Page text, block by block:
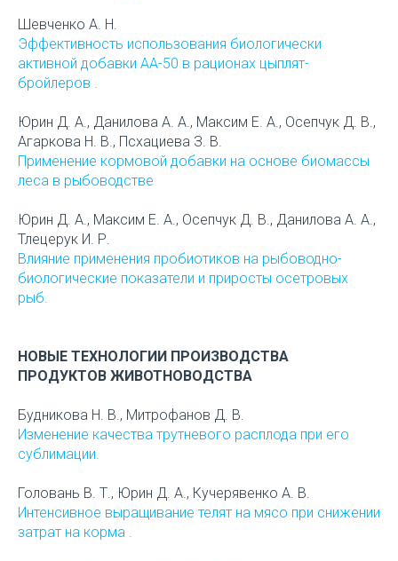
Шевченко А. Н.
Эффективность использования биологически
активной добавки АА-50 в рационах цыплят-
бройлеров .
Юрин Д. А., Данилова А. А., Максим Е. А., Осепчук Д. В.,
Агаркова Н. В., Псхациева З. В.
Применение кормовой добавки на основе биомассы
леса в рыбоводстве
Юрин Д. А., Максим Е. А., Осепчук Д. В., Данилова А. А.,
Тлецерук И. Р.
Влияние применения пробиотиков на рыбоводно-
биологические показатели и приросты осетровых
рыб.
НОВЫЕ ТЕХНОЛОГИИ ПРОИЗВОДСТВА
ПРОДУКТОВ ЖИВОТНОВОДСТВА
Будникова Н. В., Митрофанов Д. В.
Изменение качества трутневого расплода при его
сублимации.
Головань В. Т., Юрин Д. А., Кучерявенко А. В.
Интенсивное выращивание телят на мясо при снижении
затрат на корма .